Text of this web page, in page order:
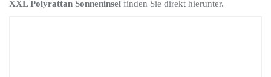
XXL Polyrattan Sonneninsel finden Sie direkt hierunter.